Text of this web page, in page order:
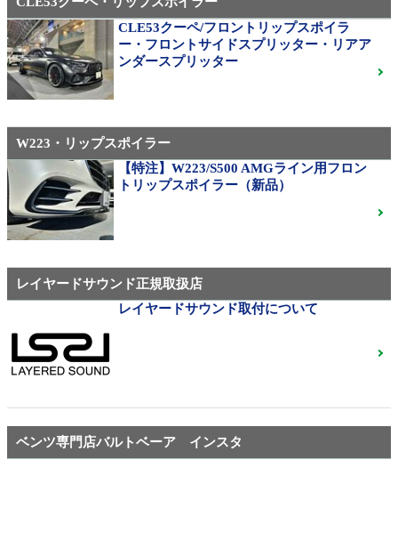
AMG（メルセデスAMG）
21インチ鍛造 TWS EXlete 210M ミシュランパイロッ
310M Exe Monoblock Exlete鍛造23インチ W463A G63
用サイズ（379）
ベンツ中古ホイル・タイヤ
CLE53クーペ/フロントリップスポイラ
ー・フロントサイドスプリッター・リアア
ンダースプリッター
W223・リップスポイラー
【特注】W223/S500 AMGライン用フロン
トリップスポイラー（新品）
レイヤードサウンド正規取扱店
レイヤードサウンド取付について
ベンツ専門店バルトベーア インスタ